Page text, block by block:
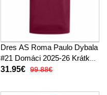
Dres AS Roma Paulo Dybala
#21 Domáci 2025-26 Krátky
Rukáv
31.95€ 99.88€